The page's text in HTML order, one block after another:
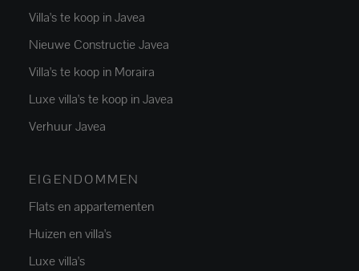
Villa's te koop in Javea
Nieuwe Constructie Javea
Villa's te koop in Moraira
Luxe villa's te koop in Javea
Verhuur Javea
EIGENDOMMEN
Flats en appartementen
Huizen en villa's
Luxe villa's